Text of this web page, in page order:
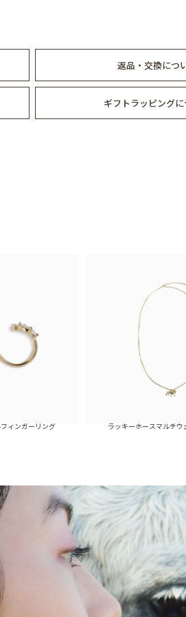
返品・交換につ
ギフトラッピング
グ ラッキーホースマルチウェイネックレ